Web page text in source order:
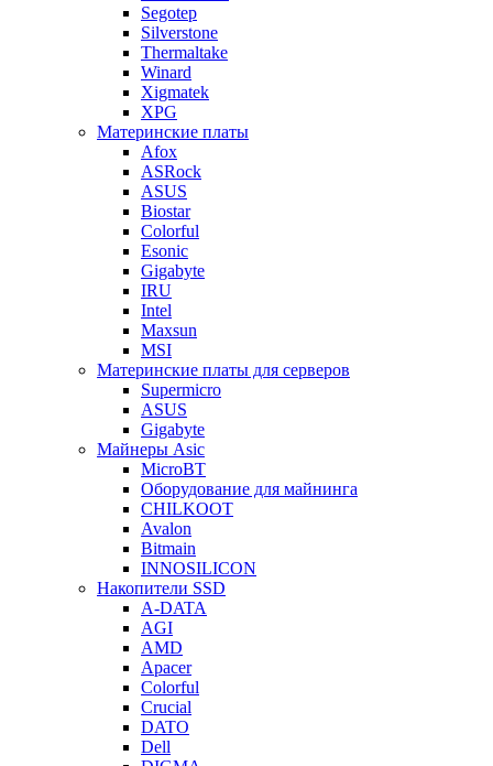
Segotep
Silverstone
Thermaltake
Winard
Xigmatek
XPG
Материнские платы
Afox
ASRock
ASUS
Biostar
Colorful
Esonic
Gigabyte
IRU
Intel
Maxsun
MSI
Материнские платы для серверов
Supermicro
ASUS
Gigabyte
Майнеры Asic
MicroBT
Оборудование для майнинга
CHILKOOT
Avalon
Bitmain
INNOSILICON
Накопители SSD
A-DATA
AGI
AMD
Apacer
Colorful
Crucial
DATO
Dell